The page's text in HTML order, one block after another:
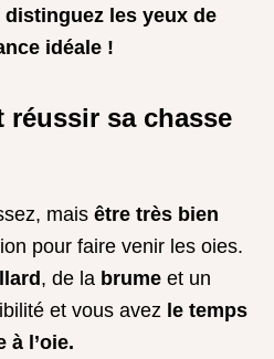
les yeux de
idéale !
réussir sa chasse
mais être très bien
pour faire venir les oies.
, de la brume et un
et vous avez le temps
à l’oie.